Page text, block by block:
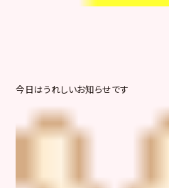
今日はうれしいお知らせです